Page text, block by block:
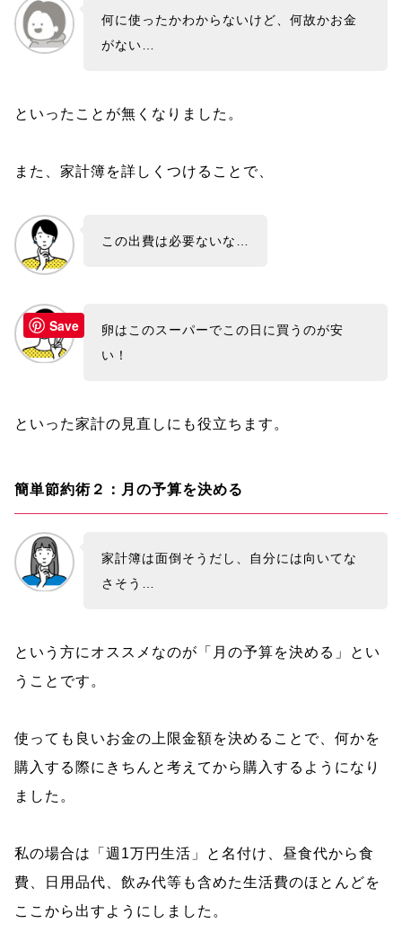
何に使ったかわからないけど、何故かお金
がない…
といったことが無くなりました。
また、家計簿を詳しくつけることで、
この出費は必要ないな…
卵はこのスーパーでこの日に買うのが安
い！
といった家計の見直しにも役立ちます。
簡単節約術２：月の予算を決める
家計簿は面倒そうだし、自分には向いてな
さそう…
という方にオススメなのが「月の予算を決める」とい
うことです。
使っても良いお金の上限金額を決めることで、何かを
購入する際にきちんと考えてから購入するようになり
ました。
私の場合は「週1万円生活」と名付け、昼食代から食
費、日用品代、飲み代等も含めた生活費のほとんどを
ここから出すようにしました。
Save